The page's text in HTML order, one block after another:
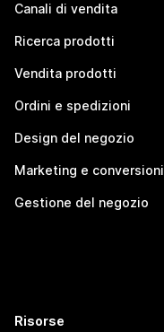
Canali di vendita
Ricerca prodotti
Vendita prodotti
Ordini e spedizioni
Design del negozio
Marketing e conversioni
Gestione del negozio
Risorse